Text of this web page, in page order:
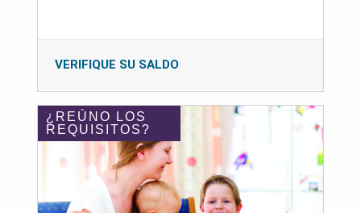
VERIFIQUE SU SALDO
¿REÚNO LOS
REQUISITOS?